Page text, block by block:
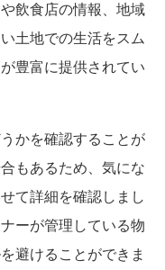
飲食店の情報、地域
土地での生活をスム
豊富に提供されてい
かを確認することが
もあるため、気にな
て詳細を確認しまし
ーが管理している物
避けることができま